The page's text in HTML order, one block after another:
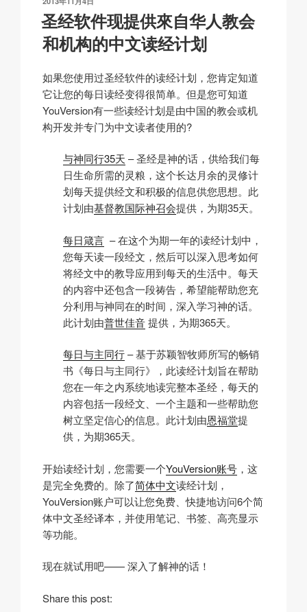
u
y
s
e
r
o
i
k o
k
p at
布
于
圣经软件现提供來自华人教会
和机构的中文读经计划
如果您使用过圣经软件的读经计划，您肯定知道
它让您的每日读经变得很简单。但是您可知道
YouVersion有一些读经计划是由中国的教会或机
构开发并专门为中文读者使用的?
与神同行35天 – 圣经是神的话，供给我们每
日生命所需的灵粮，这个长达月余的灵修计
划每天提供经文和积极的信息供您思想。此
计划由基督教国际神召会提供，为期35天。
每日箴言 – 在这个为期一年的读经计划中，
您每天读一段经文，然后可以深入思考如何
将经文中的教导应用到每天的生活中。每天
的内容中还包含一段祷告，希望能帮助您充
分利用与神同在的时间，深入学习神的话。
此计划由普世佳音提供，为期365天。
每日与主同行– 基于苏颖智牧师所写的畅销
书《每日与主同行》，此读经计划旨在帮助
您在一年之内系统地读完整本圣经，每天的
内容包括一段经文、一个主题和一些帮助您
树立坚定信心的信息。此计划由恩福堂提
供，为期365天。
开始读经计划，您需要一个YouVersion账号 ，这
是完全免费的。除了简体中文读经计划，
YouVersion账户可以让您免费、快捷地访问6个简
体中文圣经译本，并使用笔记、书签、高亮显示
等功能。
现在就试用吧—— 深入了解神的话！
Share this post: